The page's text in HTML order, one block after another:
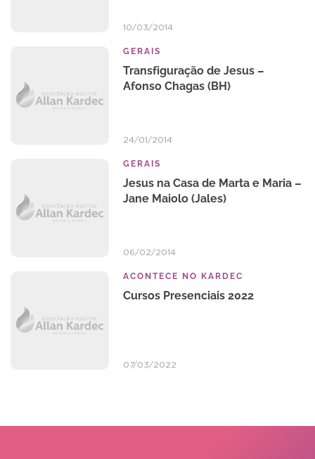
10/03/2014
GERAIS
Transfiguração de Jesus –
Afonso Chagas (BH)
24/01/2014
GERAIS
Jesus na Casa de Marta e Maria –
Jane Maiolo (Jales)
06/02/2014
ACONTECE NO KARDEC
Cursos Presenciais 2022
07/03/2022